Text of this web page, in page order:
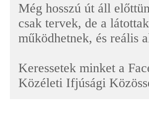
Még hosszú út áll
csak tervek, de a
működhetnek, és reális
Keressetek minket a
Közéleti Ifjúsági